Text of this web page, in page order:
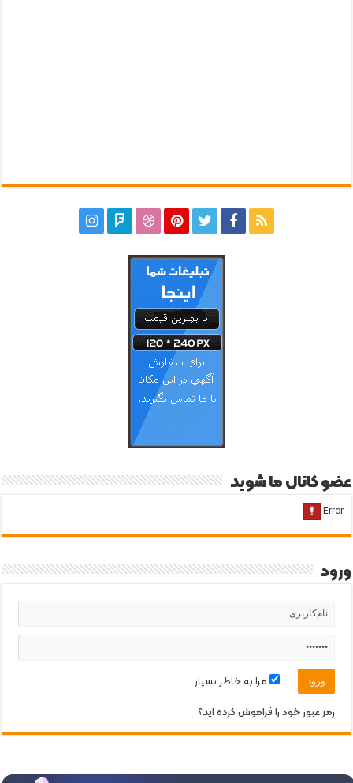
عضو کانال ما شوید
ورود
مرا به خاطر بسپار
رمز عبور خود را فراموش کرده اید؟